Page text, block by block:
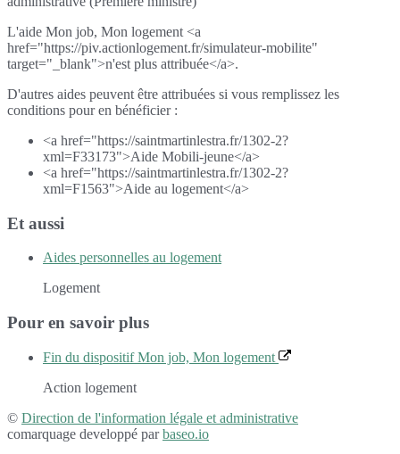
L'aide Mon job, Mon logement <a
href="https://piv.actionlogement.fr/simulateur-mobilite"
target="_blank">n'est plus attribuée</a>.
D'autres aides peuvent être attribuées si vous remplissez les
conditions pour en bénéficier :
<a href="https://saintmartinlestra.fr/1302-2?
xml=F33173">Aide Mobili-jeune</a>
<a href="https://saintmartinlestra.fr/1302-2?
xml=F1563">Aide au logement</a>
Et aussi
Aides personnelles au logement
Logement
Pour en savoir plus
Fin du dispositif Mon job, Mon logement
Action logement
© Direction de l'information légale et administrative
comarquage developpé parbaseo.io